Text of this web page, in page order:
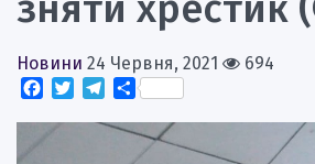
Новини 24 Червня, 2021
694
Facebook
TwitterTelegram
Поділитися